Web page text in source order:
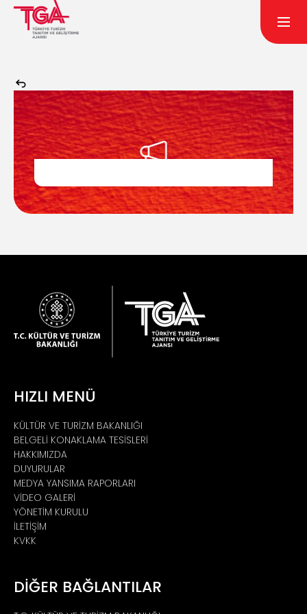
HIZLI MENÜ
KÜLTÜR VE TURİZM BAKANLIĞI
BELGELİ KONAKLAMA TESİSLERİ
HAKKIMIZDA
DUYURULAR
MEDYA YANSIMA RAPORLARI
VİDEO GALERİ
YÖNETİM KURULU
İLETİŞİM
KVKK
DİĞER BAĞLANTILAR